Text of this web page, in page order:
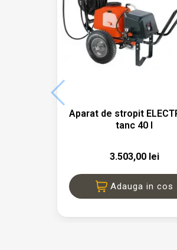
Vizualizare
Aparat de stropit
tanc 40 l
3.503,00 lei
Adauga in cos